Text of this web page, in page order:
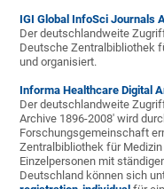
IGI Global InfoSci Journals
Der deutschlandweite
Deutsche Zentralbibliothek
und organisiert.
Informa Healthcare Digital
Der deutschlandweite
Archive 1896-2008' wird
Forschungsgemeinschaft
Zentralbibliothek für
Einzelpersonen mit
Deutschland können sich